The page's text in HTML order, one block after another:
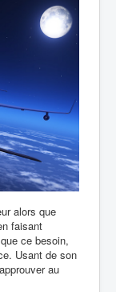
alors que
faisant
ce besoin,
Usant de son
au